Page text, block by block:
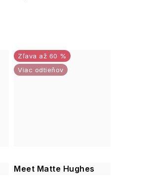
Meet Matte Hughes
až 60 %
Viac odtieňov